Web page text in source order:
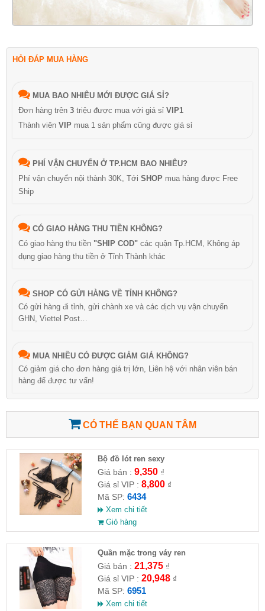
HỎI ĐÁP MUA HÀNG
MUA BAO NHIÊU MỚI ĐƯỢC GIÁ SỈ?
Đơn hàng trên 3 triệu được mua với giá sỉ VIP1
Thành viên VIP mua 1 sản phẩm cũng được giá sỉ
PHÍ VẬN CHUYỂN Ở TP.HCM BAO NHIÊU?
Phí vận chuyển nội thành 30K, Tới SHOP mua hàng được Free
Ship
CÓ GIAO HÀNG THU TIỀN KHÔNG?
Có giao hàng thu tiền "SHIP COD" các quận Tp.HCM, Không áp
dụng giao hàng thu tiền ở Tỉnh Thành khác
SHOP CÓ GỬI HÀNG VỀ TỈNH KHÔNG?
Có gửi hàng đi tỉnh, gửi chành xe và các dịch vụ vận chuyển
GHN, Viettel Post…
MUA NHIỀU CÓ ĐƯỢC GIẢM GIÁ KHÔNG?
Có giảm giá cho đơn hàng giá trị lớn, Liên hệ với nhân viên bán
hàng để được tư vấn!
CÓ THỂ BẠN QUAN TÂM
Bộ đồ lót ren sexy
Giá bán : 9,350₫
Giá sỉ VIP : 8,800₫
Mã SP: 6434
Xem chi tiết
Giỏ hàng
Quần mặc trong váy ren
Giá bán : 21,375₫
Giá sỉ VIP : 20,948₫
Mã SP: 6951
Xem chi tiết